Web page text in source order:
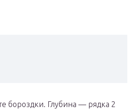
бороздки. Глубина — рядка 2